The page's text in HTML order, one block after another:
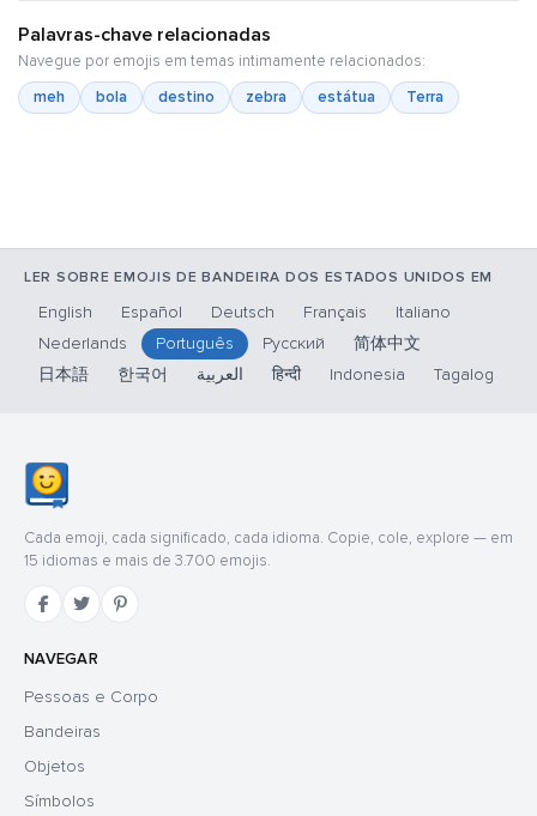
Palavras-chave relacionadas
Navegue por emojis em temas intimamente relacionados:
meh
bola destino zebra estátua Terra
LER SOBRE EMOJIS DE BANDEIRA DOS ESTADOS UNIDOS EM
English Español Deutsch Français
Italiano
Nederlands
Português Русский
简体中文
日本語
한국어 العربية हिन्दी Indonesia Tagalog
Cada emoji, cada significado, cada idioma. Copie, cole, explore — em
15 idiomas e mais de 3.700 emojis.
NAVEGAR
Pessoas e Corpo
Bandeiras
Objetos
Símbolos